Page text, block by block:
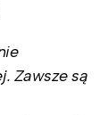
Zawsze są